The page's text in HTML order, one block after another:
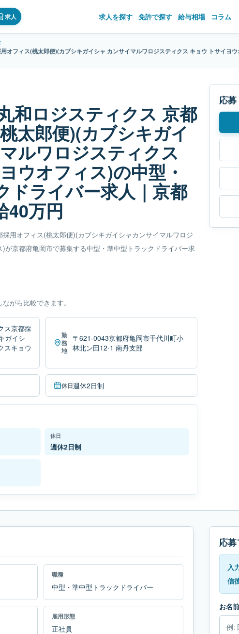
求人 求人を探す 免許で探す 給与相場 コラム
オフィス(桃太郎便)(カブシキガイシャ カンサイマルワロジスティクス キョウ トサイヨ
和ロジスティクス 京都
太郎便)(カブシキガイ
ルワロジスティクス
ウオフィス)の中型・
ドライバー求人｜京都
40万円
用オフィス(桃太郎便)(カブシキガイシャカンサイマルワロジ
が京都府亀岡市で募集する中型・準中型トラックドライバー求
がら比較できます。
ス京都採
ガイシ
スキョウ
勤
務
地
〒621-0043京都府亀岡市千代川町小
林北ン田12-1 南丹支部
休日週休2日制
休日
週休2日制
応
職種
中型・準中型トラックドライバー
雇用形態
正社員
応
入
信
お名前